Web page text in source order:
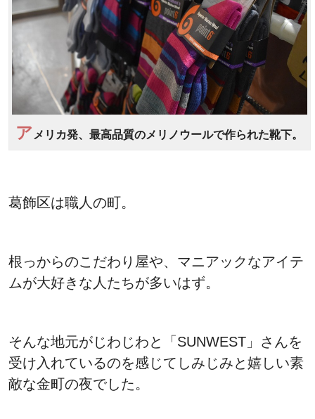
ア メリカ発、最高品質のメリノウールで作られた靴下。
葛飾区は職人の町。
根っからのこだわり屋や、マニアックなアイテ
ムが大好きな人たちが多いはず。
そんな地元がじわじわと「SUNWEST」さんを
受け入れているのを感じてしみじみと嬉しい素
敵な金町の夜でした。